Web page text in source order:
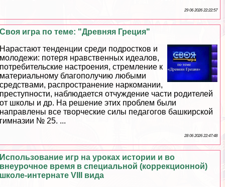
29 06 2026 22:22:57
Своя игра по теме: "Древняя Греция"
Нарастают тенденции среди подростков и
молодежи: потеря нравственных идеалов,
потребительские настроения, стремление к
материальному благополучию любыми
средствами, распространение наркомании,
преступности, наблюдается отчуждение части родителей
от школы и др. На решение этих проблем были
направлены все творческие силы педагогов башкирской
гимназии № 25. ...
28 06 2026 22:47:48
Использование игр на уроках истории и во
внеурочное время в специальной (коррекционной)
школе-интернате VIII вида